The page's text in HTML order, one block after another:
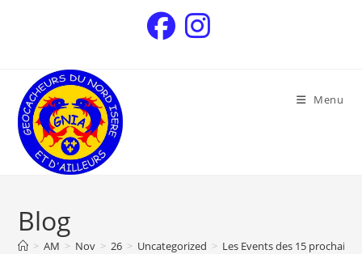
Menu
Blog
> AM > Nov > 26 > Uncategorized > Les Events des 15 prochains